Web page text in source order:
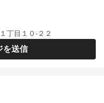
を送信
丁目１０-２２